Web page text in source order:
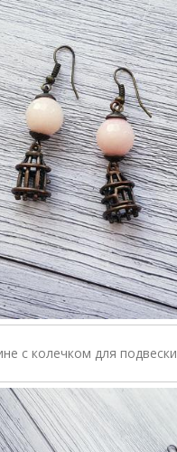
с колечком для подвески